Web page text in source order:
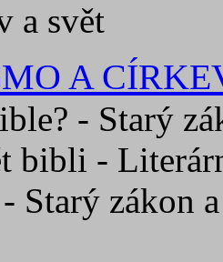
a svět
A
- Starý
bibli -
Starý zákon